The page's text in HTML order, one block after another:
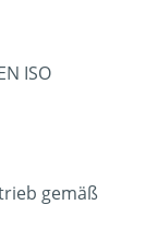
ISO
gemäß